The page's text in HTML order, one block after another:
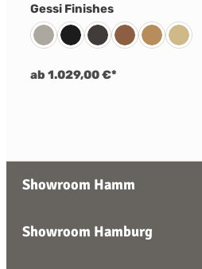
Gessi Finishesauswählen
239 Edelstahl Matt Gebürstet
299 Schwarz Matt
707 Metall Schwarz
708 Kupfer
726 727
ab 1.029,00 €*
Showroom Hamm
Showroom Hamburg